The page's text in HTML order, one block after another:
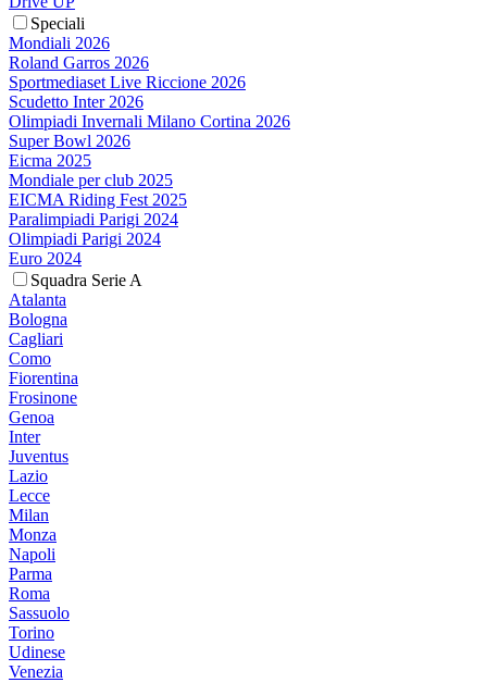
Speciali
Mondiali 2026
Roland Garros 2026
Sportmediaset Live Riccione 2026
Scudetto Inter 2026
Olimpiadi Invernali Milano Cortina 2026
Super Bowl 2026
Eicma 2025
Mondiale per club 2025
EICMA Riding Fest 2025
Paralimpiadi Parigi 2024
Olimpiadi Parigi 2024
Euro 2024
Squadra Serie A
Atalanta
Bologna
Cagliari
Como
Fiorentina
Frosinone
Genoa
Inter
Juventus
Lazio
Lecce
Milan
Monza
Napoli
Parma
Roma
Sassuolo
Torino
Udinese
Venezia